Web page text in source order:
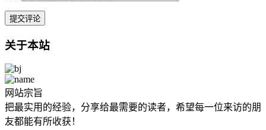
关于本站
网站宗旨
把最实用的经验，分享给最需要的读者，希望每一位来访的朋
友都能有所收获！